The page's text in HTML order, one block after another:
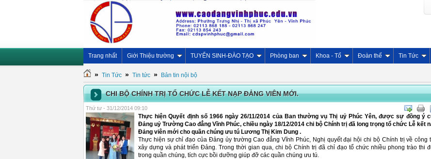
Trang nhất Giới Thiệu trường TUYỂN SINH-ĐÀO TẠO Phòng ban Khoa - Tổ Đoàn thể Tin Tức
» Tin Tức » Tin tức » Bản tin nội bộ
CHI BỘ CHÍNH TRỊ TỔ CHỨC LỄ KẾT NẠP ĐẢNG VIÊN MỚI.
Thứ tư - 31/12/2014 09:10
Thực hiện Quyết định số 1966 ngày 26/11/2014 của Ban thường vụ Thị uỷ Phúc Yên, được sự đồng ý
Đảng uỷ Trường Cao đẳng Vĩnh Phúc, chiều ngày 18/12/2014 chi bộ Chính trị đã long trọng tổ chức Lễ kết
Đảng viên mới cho quần chúng ưu tú Lương Thị Kim Dung .
Thực hiện sự chỉ đạo của Đảng ủy trường Cao đẳng Vĩnh Phúc, Nghị quyết đại hội chi bộ Chính trị về công
xây dựng và phát triển Đảng. Trong thời gian qua, chi bộ Chính trị đã chỉ đạo tổ chức nhiều phong trào thi
trong quần chúng, tích cực bồi dưỡng giúp đỡ các quần chúng ưu tú.